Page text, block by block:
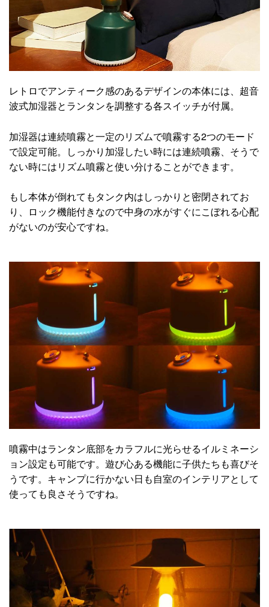
レトロでアンティーク感のあるデザインの本体には、超音
波式加湿器とランタンを調整する各スイッチが付属。
加湿器は連続噴霧と一定のリズムで噴霧する2つのモード
で設定可能。しっかり加湿したい時には連続噴霧、そうで
ない時にはリズム噴霧と使い分けることができます。
もし本体が倒れてもタンク内はしっかりと密閉されてお
り、ロック機能付きなので中身の水がすぐにこぼれる心配
がないのが安心ですね。
噴霧中はランタン底部をカラフルに光らせるイルミネーシ
ョン設定も可能です。遊び心ある機能に子供たちも喜びそ
うです。キャンプに行かない日も自室のインテリアとして
使っても良さそうですね。